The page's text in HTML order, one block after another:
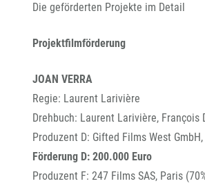
Die geförderten Projekte im Detail
Projektfilmförderung
JOAN VERRA
Regie: Laurent Larivière
Drehbuch: Laurent Larivière, François
Produzent D: Gifted Films West
Förderung D: 200.000 Euro
Produzent F: 247 Films SAS, Paris